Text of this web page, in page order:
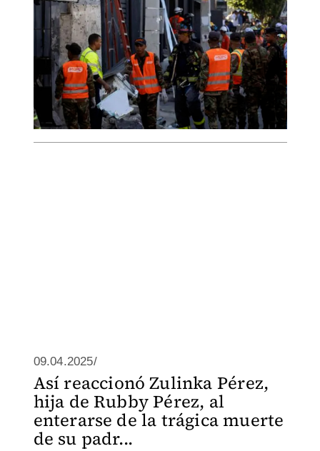
09.04.2025/
Así reaccionó Zulinka Pérez,
hija de Rubby Pérez, al
enterarse de la trágica muerte
de su padr...